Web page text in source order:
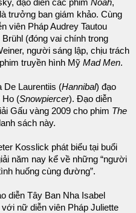
đạo diễn các phim Noah,
trưởng ban giám khảo. Cùng
viên Pháp Audrey Tautou
(đóng vai chính trong
người sáng lập, chịu trách
truyền hình Mỹ Mad Men.
De Laurentiis (Hannibal) đạo
Ho (Snowpiercer). Đạo diễn
Gấu vàng 2009 cho phim The
sách này.
Kosslick phát biểu tại buổi
năm nay kể về những “người
huống cùng đường”.
diễn Tây Ban Nha Isabel
với nữ diễn viên Pháp Juliette